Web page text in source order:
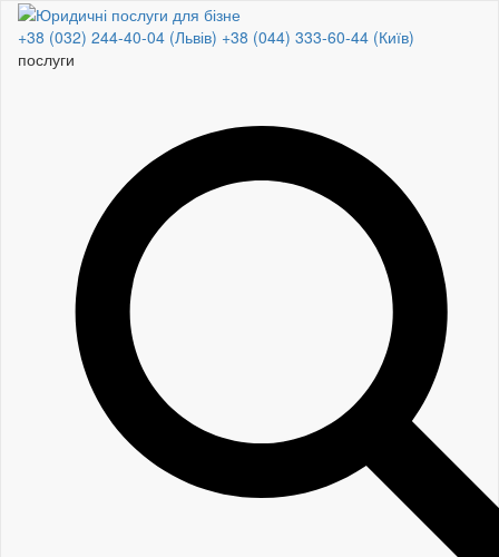
+38 (032) 244-40-04 (Львів) +38 (044) 333-60-44 (Київ)
по